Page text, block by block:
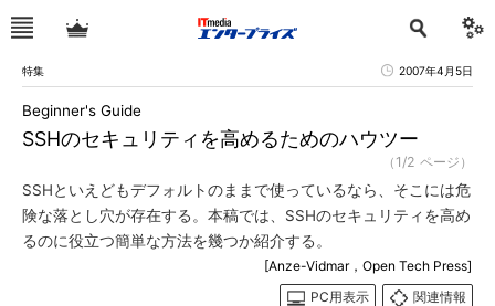
特集 2007年4月5日
SSHのセキュリティを高めるためのハウツー
Beginner's Guide
（1/2 ページ）
SSHといえどもデフォルトのままで使っているなら、そこには危
険な落とし穴が存在する。本稿では、SSHのセキュリティを高め
るのに役立つ簡単な方法を幾つか紹介する。
[Anze-Vidmar，Open Tech Press]
PC用表示
関連情報